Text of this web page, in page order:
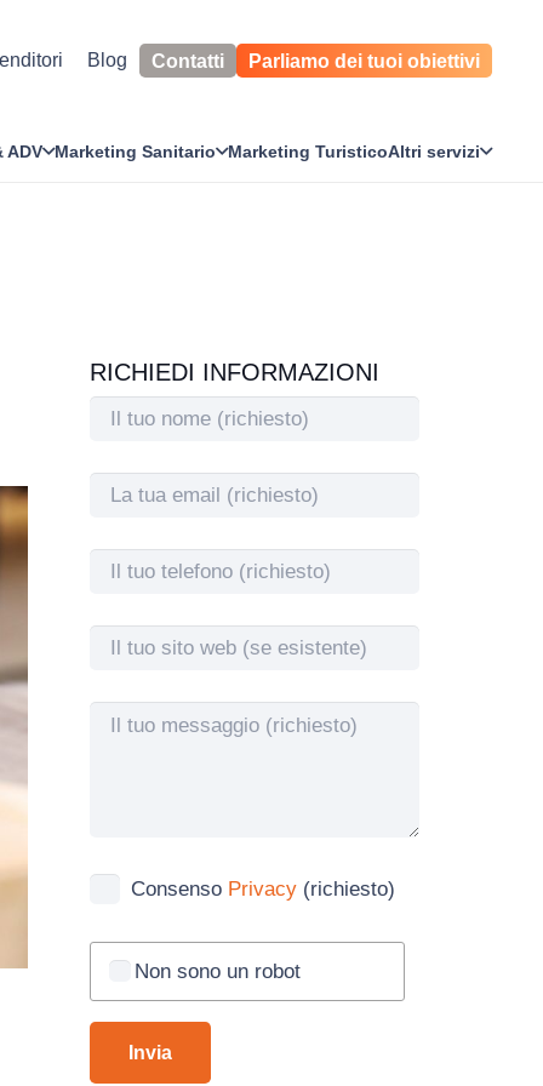
Blog Contatti Parliamo dei tuoi obiettivi
ADV Marketing Sanitario Marketing TuristicoAltri servizi
RICHIEDI INFORMAZIONI
Consenso Privacy(richiesto)
Non sono un robot